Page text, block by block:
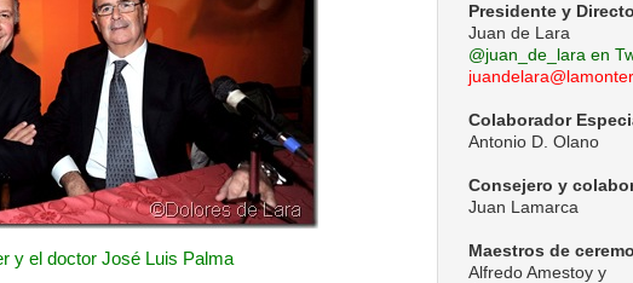
y el doctor José Luis Palma
Presidente y
Juan de Lara
@juan_de_lara en
Colaborador
Antonio D. Olano
Consejero y
Juan Lamarca
Maestros de
Alfredo Amestoy y